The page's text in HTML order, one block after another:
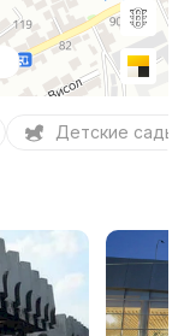
Детские сады